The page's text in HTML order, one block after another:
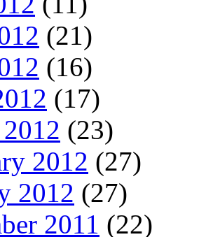
(21)
(16)
(17)
(23)
2012 (27)
2012 (27)
2011 (22)